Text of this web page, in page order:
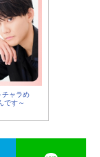
チャラめ
です～